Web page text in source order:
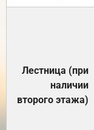
Лестница (при
наличии
второго этажа)